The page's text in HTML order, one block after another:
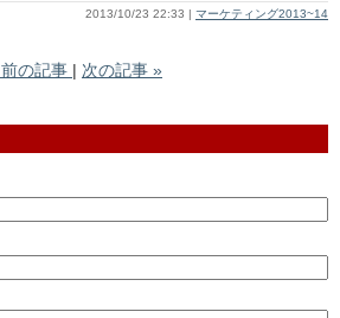
2013/10/23 22:33 マーケティング2013~14
前の記事 次の記事 »